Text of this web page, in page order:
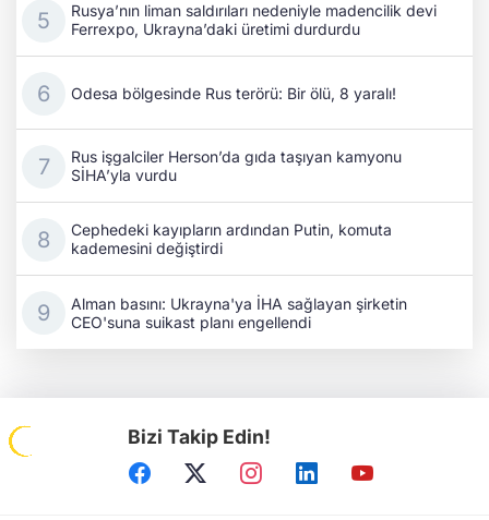
Rusya’nın liman saldırıları nedeniyle madencilik devi
Ferrexpo, Ukrayna’daki üretimi durdurdu
Odesa bölgesinde Rus terörü: Bir ölü, 8 yaralı!
Rus işgalciler Herson’da gıda taşıyan kamyonu
SİHA’yla vurdu
Cephedeki kayıpların ardından Putin, komuta
kademesini değiştirdi
Alman basını: Ukrayna'ya İHA sağlayan şirketin
CEO'suna suikast planı engellendi
Bizi Takip Edin!